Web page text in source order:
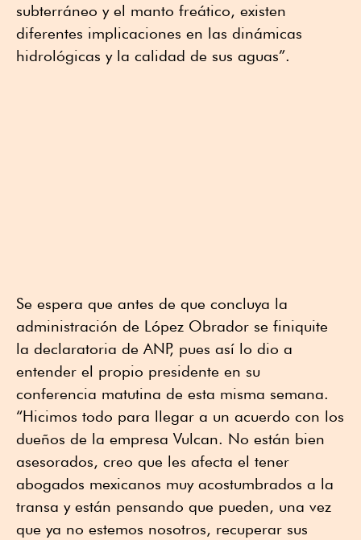
subterráneo y el manto freático, existen
diferentes implicaciones en las dinámicas
hidrológicas y la calidad de sus aguas”.
Se espera que antes de que concluya la
administración de López Obrador se finiquite
la declaratoria de ANP, pues así lo dio a
entender el propio presidente en su
conferencia matutina de esta misma semana.
“Hicimos todo para llegar a un acuerdo con los
dueños de la empresa Vulcan. No están bien
asesorados, creo que les afecta el tener
abogados mexicanos muy acostumbrados a la
transa y están pensando que pueden, una vez
que ya no estemos nosotros, recuperar sus